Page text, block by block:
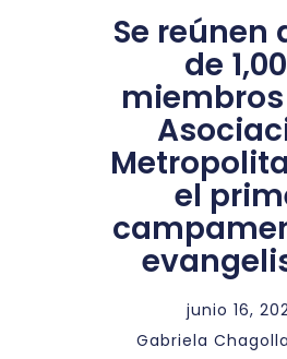
Se reúnen
de
el
junio 16,
Gabriela